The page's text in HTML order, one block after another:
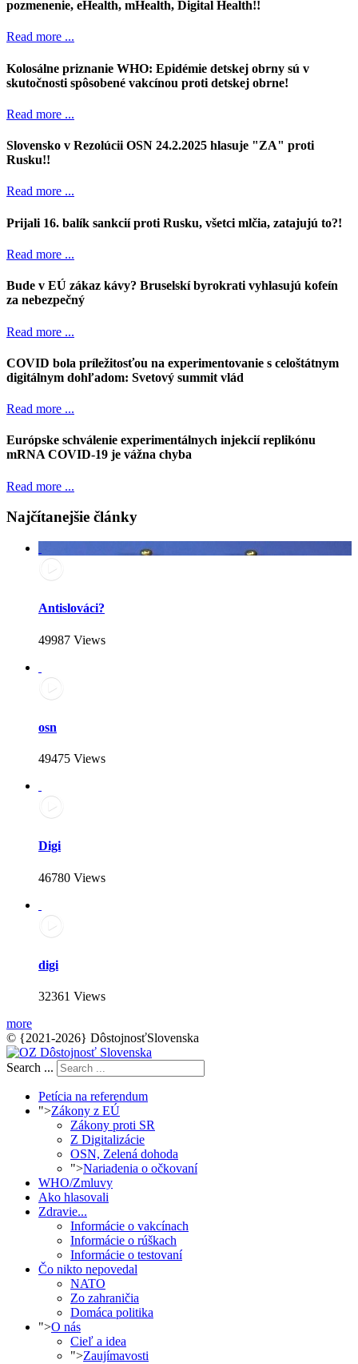
pozmenenie, eHealth, mHealth, Digital Health!!
Read more ...
Kolosálne priznanie WHO: Epidémie detskej obrny sú v
skutočnosti spôsobené vakcínou proti detskej obrne!
Read more ...
Slovensko v Rezolúcii OSN 24.2.2025 hlasuje "ZA" proti
Rusku!!
Read more ...
Prijali 16. balík sankcií proti Rusku, všetci mlčia, zatajujú to?!
Read more ...
Bude v EÚ zákaz kávy? Bruselskí byrokrati vyhlasujú kofeín
za nebezpečný
Read more ...
COVID bola príležitosťou na experimentovanie s celoštátnym
digitálnym dohľadom: Svetový summit vlád
Read more ...
Európske schválenie experimentálnych injekcií replikónu
mRNA COVID-19 je vážna chyba
Read more ...
Najčítanejšie články
Antislováci?
49987 Views
osn
49475 Views
Digi
46780 Views
digi
32361 Views
more
© {2021-2026} DôstojnosťSlovenska
Search ...
Petícia na referendum
">Zákony z EÚ
Zákony proti SR
Z Digitalizácie
OSN, Zelená dohoda
">Nariadenia o očkovaní
WHO/Zmluvy
Ako hlasovali
Zdravie...
Informácie o vakcínach
Informácie o rúškach
Informácie o testovaní
Čo nikto nepovedal
NATO
Zo zahraničia
Domáca politika
">O nás
Cieľ a idea
">Zaujímavosti